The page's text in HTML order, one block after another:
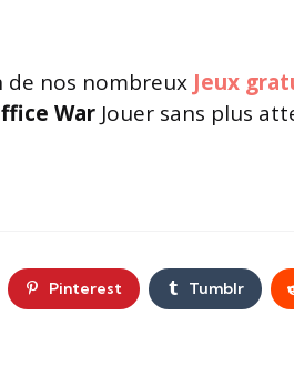
de nos nombreux Jeux
War Jouer sans plus
Pinterest Tumblr